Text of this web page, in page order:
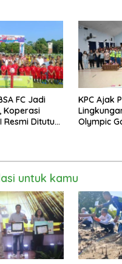
FC Jadi
Koperasi
Resmi Ditutup
KPC Ajak
Olympic
untuk kamu